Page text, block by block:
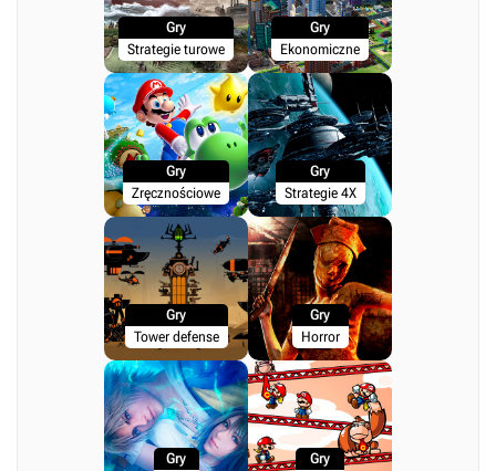
Gry
Strategie turowe
Gry
Ekonomiczne
Gry
Zręcznościowe
Gry
Strategie 4X
Gry
Tower defense
Gry
Horror
Gry
Gry